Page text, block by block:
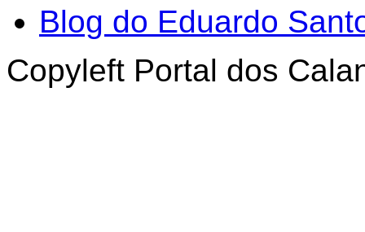
Blog do Eduardo
Copyleft Portal dos